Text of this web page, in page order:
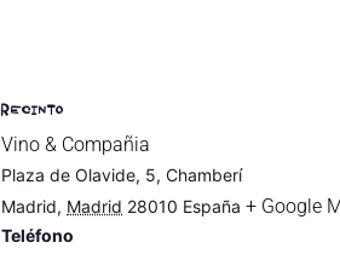
RECINTO
Vino & Compañia
Plaza de Olavide, 5, Chamberí
Madrid, Madrid 28010 España + Google
Teléfono